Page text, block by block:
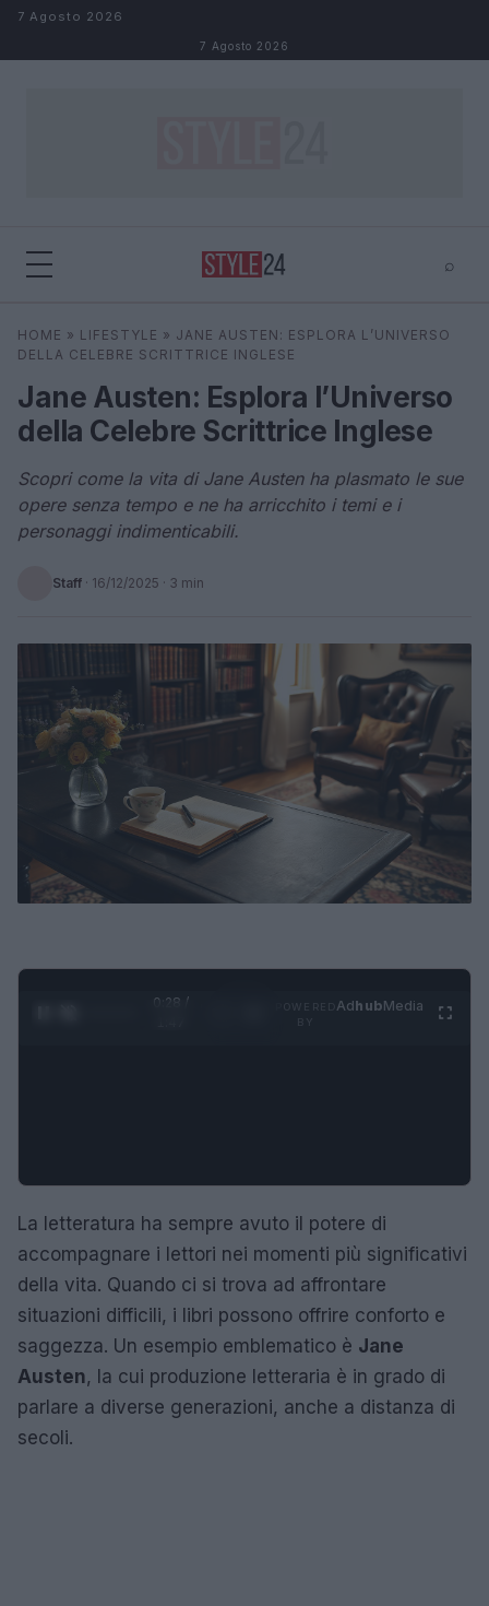
Salta al contenuto
7 Agosto 2026
7 Agosto 2026
⌕
Cerca ⌕ ×
HOME » LIFESTYLE » JANE AUSTEN: ESPLORA L’UNIVERSO
DELLA CELEBRE SCRITTRICE INGLESE
Jane Austen: Esplora l’Universo
della Celebre Scrittrice Inglese
Scopri come la vita di Jane Austen ha plasmato le sue
opere senza tempo e ne ha arricchito i temi e i
personaggi indimenticabili.
Staff · 16/12/2025 · 3 min
0:29 /
AdhubMedia
La letteratura ha sempre avuto il potere di
accompagnare i lettori nei momenti più significativi
della vita. Quando ci si trova ad affrontare
situazioni difficili, i libri possono offrire conforto e
saggezza. Un esempio emblematico è Jane
Austen, la cui produzione letteraria è in grado di
parlare a diverse generazioni, anche a distanza di
secoli.